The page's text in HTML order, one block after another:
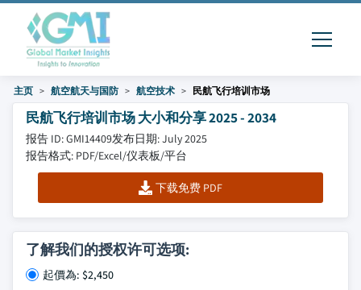
主页 航空航天与国防 航空技术 民航飞行培训市场
民航飞行培训市场 大小和分享 2025 - 2034
报告 ID: GMI14409发布日期: July 2025
报告格式: PDF/Excel/仪表板/平台
下载免费 PDF
了解我们的授权许可选项:
起價為: $2,450